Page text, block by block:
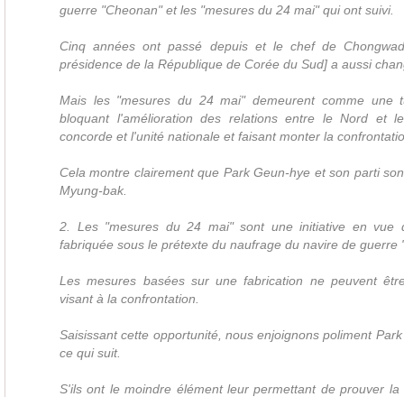
guerre "Cheonan" et les "mesures du 24 mai" qui ont suivi.
Cinq années ont passé depuis et le chef de
présidence de la République de Corée du Sud] a aussi
Mais les "mesures du 24 mai" demeurent comme une
bloquant l'amélioration des relations entre le Nord et
concorde et l'unité nationale et faisant monter la
Cela montre clairement que Park Geun-hye et son parti
Myung-bak.
2. Les "mesures du 24 mai" sont une initiative en vue
fabriquée sous le prétexte du naufrage du navire de guerre
Les mesures basées sur une fabrication ne peuvent
visant à la confrontation.
Saisissant cette opportunité, nous enjoignons poliment
ce qui suit.
S'ils ont le moindre élément leur permettant de prouver la